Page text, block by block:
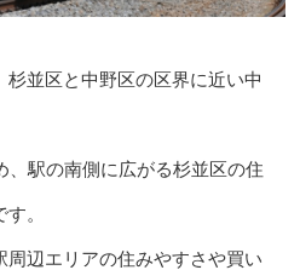
並区と中野区の区界に近い中
、駅の南側に広がる杉並区の住
。
周辺エリアの住みやすさや買い